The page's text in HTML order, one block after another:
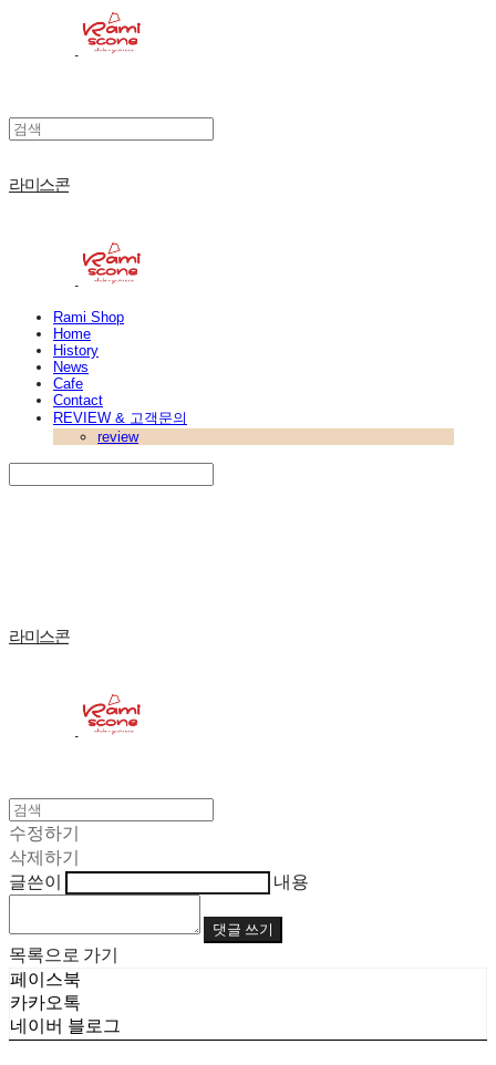
라미스콘
Rami Shop
Home
History
News
Cafe
Contact
REVIEW & 고객문의
review
라미스콘
수정하기
삭제하기
글쓴이
내용
댓글 쓰기
목록으로 가기
페이스북
카카오톡
네이버 블로그